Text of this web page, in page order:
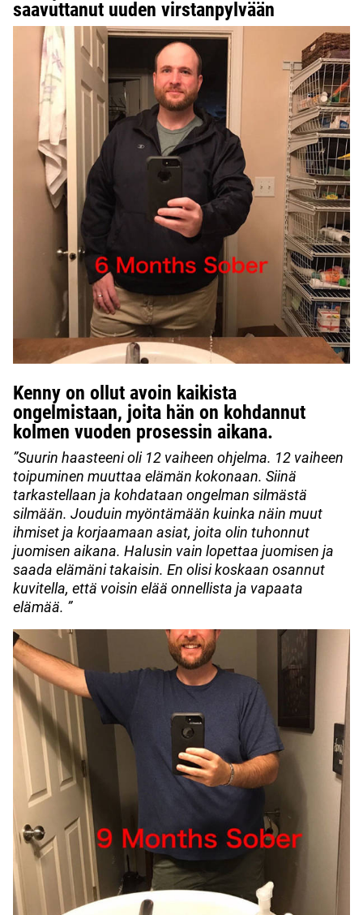
saavuttanut uuden virstanpylvään
Kenny on ollut avoin kaikista
ongelmistaan, joita hän on kohdannut
kolmen vuoden prosessin aikana.
”Suurin haasteeni oli 12 vaiheen ohjelma. 12 vaiheen
toipuminen muuttaa elämän kokonaan. Siinä
tarkastellaan ja kohdataan ongelman silmästä
silmään. Jouduin myöntämään kuinka näin muut
ihmiset ja korjaamaan asiat, joita olin tuhonnut
juomisen aikana. Halusin vain lopettaa juomisen ja
saada elämäni takaisin. En olisi koskaan osannut
kuvitella, että voisin elää onnellista ja vapaata
elämää. ”